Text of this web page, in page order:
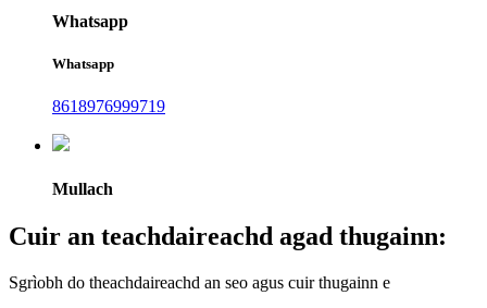
Whatsapp
Whatsapp
8618976999719
Mullach
Cuir an teachdaireachd agad thugainn:
Sgrìobh do theachdaireachd an seo agus cuir thugainn e